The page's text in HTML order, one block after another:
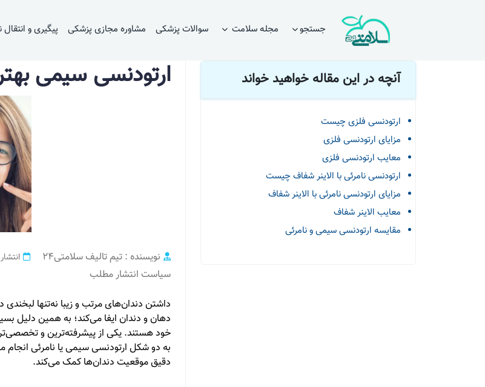
جستجو مجله سلامت سوالات پزشکی مشاوره مجازی پزشکی پیگیری و صفحه اصلی مقالات ارتودنسی سیمی بهتر است یا نامرئی؟
آنچه در این مقاله خواهید خواند
ارتودنسی فلزی چیست
مزایای ارتودنسی فلزی
معایب ارتودنسی فلزی
ارتودنسی نامرئی با الاینر شفاف چیست
مزایای ارتودنسی نامرئی با الاینر شفاف
معایب الاینر شفاف
مقایسه ارتودنسی سیمی و نامرئی
ارتودنسی سیمی
نویسنده : تیم تالیف سلامتی24 انتشار : 17-01-1404 - بروز رسانی :
سیاست انتشار مطلب
داشتن دندان‌های مرتب و زیبا نه‌تنها
دهان و دندان ایفا می‌کند؛ به همین دلیل
خود هستند. یکی از پیشرفته‌ترین و
به دو شکل ارتودنسی سیمی یا نامرئی
دقیق موقعیت دندان‌ها کمک می‌کند.